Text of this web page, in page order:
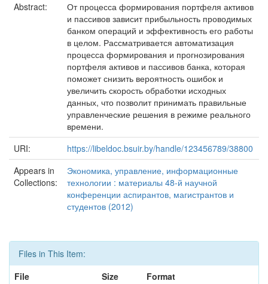
Abstract:
От процесса формирования портфеля активов
и пассивов зависит прибыльность проводимых
банком операций и эффективность его работы
в целом. Рассматривается автоматизация
процесса формирования и прогнозирования
портфеля активов и пассивов банка, которая
поможет снизить вероятность ошибок и
увеличить скорость обработки исходных
данных, что позволит принимать правильные
управленческие решения в режиме реального
времени.
URI:
https://libeldoc.bsuir.by/handle/123456789/38800
Appears in
Collections:
Экономика, управление, информационные
технологии : материалы 48-й научной
конференции аспирантов, магистрантов и
студентов (2012)
Files in This Item:
File
Size Format